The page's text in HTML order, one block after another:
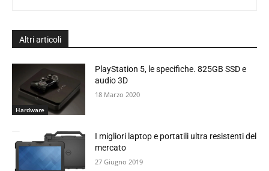
Altri articoli
Hardware
PlayStation 5, le specifiche. 825GB SSD e
audio 3D
18 Marzo 2020
I migliori laptop e portatili ultra resistenti del
mercato
27 Giugno 2019